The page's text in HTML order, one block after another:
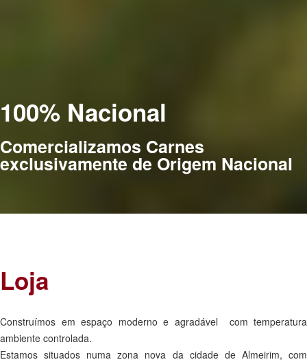
100% Nacional
Comercializamos Carnes
exclusivamente de Origem Nacional
Loja
Construímos em espaço moderno e agradável com temperatura
ambiente controlada.
Estamos situados numa zona nova da cidade de Almeirim, com